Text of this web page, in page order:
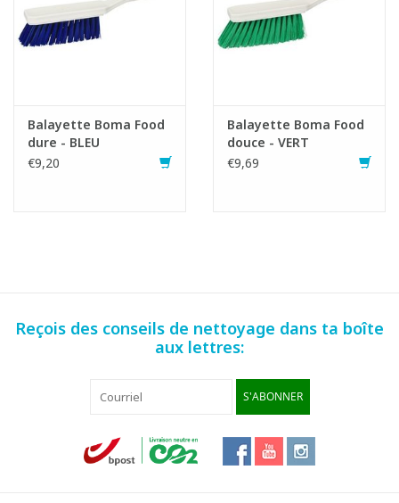
Balayette Boma Food
dure - BLEU
€9,20
Balayette Boma Food
douce - VERT
€9,69
Reçois des conseils de nettoyage dans ta boîte
aux lettres:
S'ABONNER